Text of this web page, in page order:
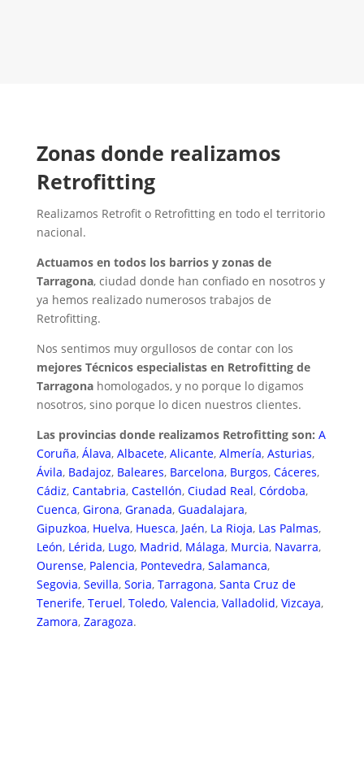
Zonas donde realizamos
Retrofitting
Realizamos Retrofit o Retrofitting en todo el territorio
nacional.
Actuamos en todos los barrios y zonas de
Tarragona, ciudad donde han confiado en nosotros y
ya hemos realizado numerosos trabajos de
Retrofitting.
Nos sentimos muy orgullosos de contar con los
mejores Técnicos especialistas en Retrofitting de
Tarragonahomologados, y no porque lo digamos
nosotros, sino porque lo dicen nuestros clientes.
Las provincias donde realizamos Retrofitting son: A
Coruña, Álava, Albacete, Alicante, Almería, Asturias,
Ávila, Badajoz, Baleares, Barcelona, Burgos, Cáceres,
Cádiz, Cantabria, Castellón, Ciudad Real, Córdoba,
Cuenca, Girona, Granada, Guadalajara,
Gipuzkoa, Huelva, Huesca, Jaén, La Rioja, Las Palmas,
León, Lérida, Lugo, Madrid, Málaga, Murcia, Navarra,
Ourense, Palencia, Pontevedra, Salamanca,
Segovia, Sevilla, Soria, Tarragona, Santa Cruz de
Tenerife, Teruel, Toledo, Valencia, Valladolid, Vizcaya,
Zamora, Zaragoza.